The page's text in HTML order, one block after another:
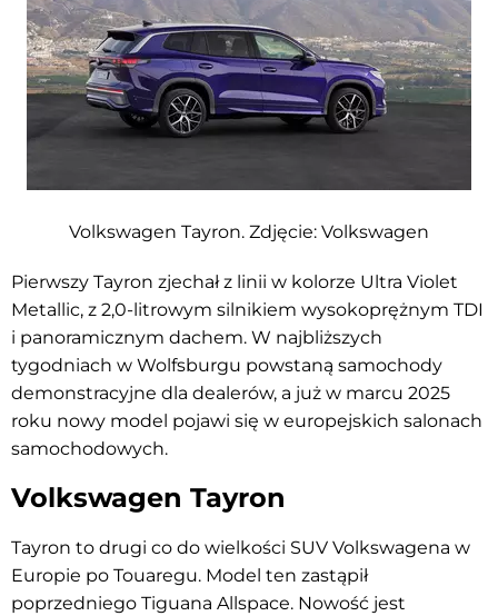
Volkswagen Tayron. Zdjęcie: Volkswagen
Pierwszy Tayron zjechał z linii w kolorze Ultra Violet
Metallic, z 2,0-litrowym silnikiem wysokoprężnym TDI
i panoramicznym dachem. W najbliższych
tygodniach w Wolfsburgu powstaną samochody
demonstracyjne dla dealerów, a już w marcu 2025
roku nowy model pojawi się w europejskich salonach
samochodowych.
Volkswagen Tayron
Tayron to drugi co do wielkości SUV Volkswagena w
Europie po Touaregu. Model ten zastąpił
poprzedniego Tiguana Allspace. Nowość jest